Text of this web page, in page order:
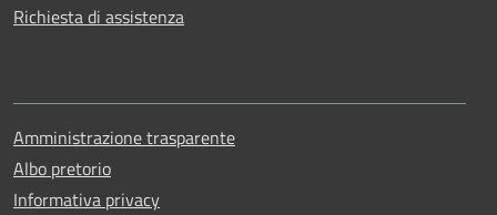
Richiesta di assistenza
Amministrazione trasparente
Albo pretorio
Informativa privacy